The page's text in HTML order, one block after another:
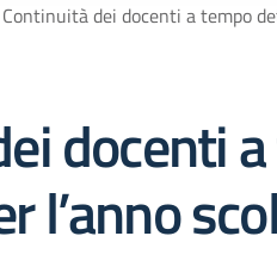
Continuità dei docenti a tempo
docenti
l’anno